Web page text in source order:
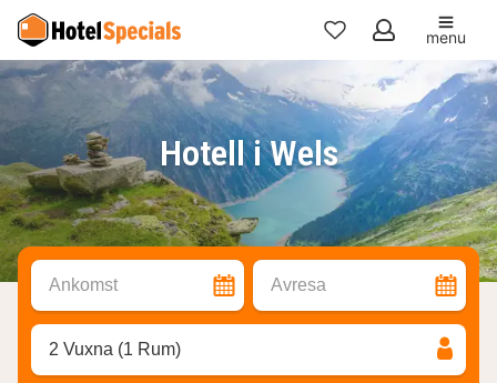
Mina
favoriter
menu
Hotell i Wels
Ankomst Avresa
2 Vuxna (1 Rum)